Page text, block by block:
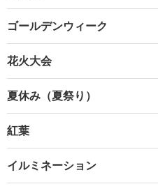
ゴールデンウィーク
花火大会
夏休み（夏祭り）
紅葉
イルミネーション